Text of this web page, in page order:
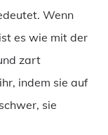
Wenn
es wie mit der
zart
indem sie auf
sie